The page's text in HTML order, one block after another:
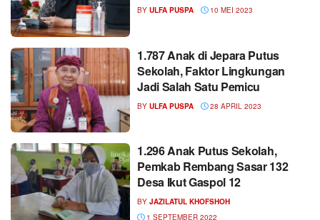
BY ULFA PUSPA 10 MEI 2023
1.787 Anak di Jepara Putus
Sekolah, Faktor Lingkungan
Jadi Salah Satu Pemicu
BY ULFA PUSPA 28 APRIL 2023
1.296 Anak Putus Sekolah,
Pemkab Rembang Sasar 132
Desa Ikut Gaspol 12
BY JAZILATUL KHOFSHOH
1 SEPTEMBER 2022